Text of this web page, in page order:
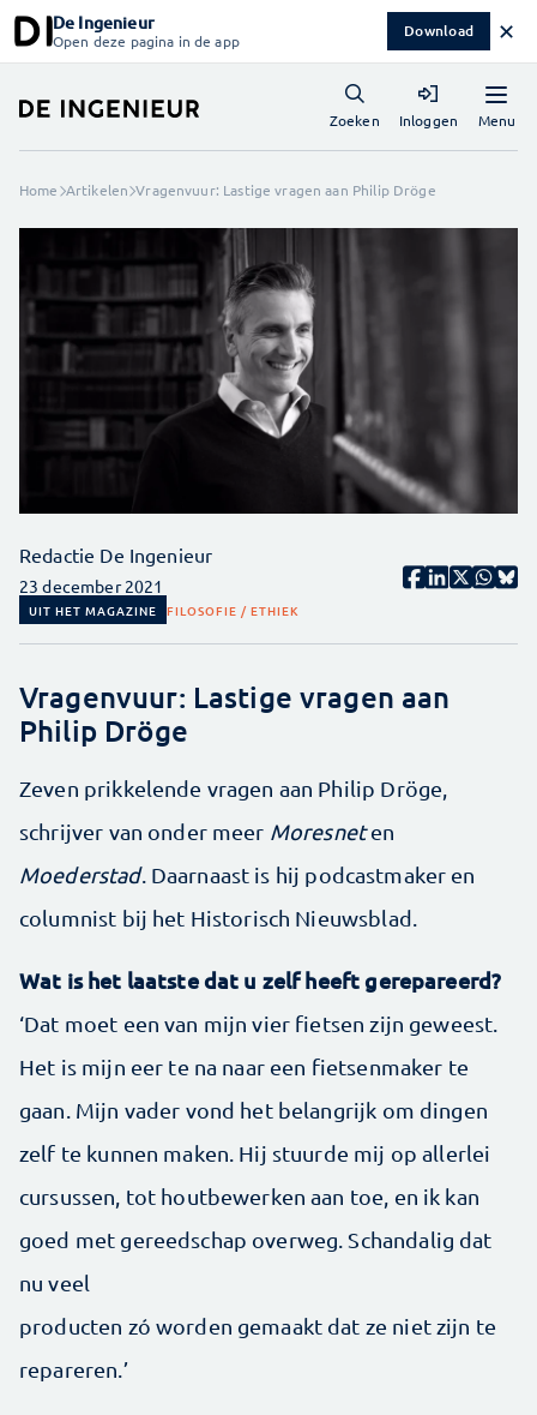
De Ingenieur
Open deze pagina in de app Download ✕
Menu
Zoeken Inloggen
Home Artikelen Vragenvuur: Lastige vragen aan Philip Dröge
Redactie De Ingenieur
23 december 2021
UIT HET MAGAZINE FILOSOFIE / ETHIEK
Vragenvuur: Lastige vragen aan
Philip Dröge
Zeven prikkelende vragen aan Philip Dröge,
schrijver van onder meer Moresneten
Moederstad. Daarnaast is hij podcastmaker en
columnist bij het Historisch Nieuwsblad.
Wat is het laatste dat u zelf heeft gerepareerd?
‘Dat moet een van mijn vier fietsen zijn geweest.
Het is mijn eer te na naar een fietsenmaker te
gaan. Mijn vader vond het belangrijk om dingen
zelf te kunnen maken. Hij stuurde mij op allerlei
cursussen, tot houtbewerken aan toe, en ik kan
goed met gereedschap overweg. Schandalig dat
nu veel
producten zó worden gemaakt dat ze niet zijn te
repareren.’